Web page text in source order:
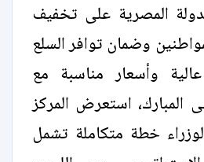
المصرية على تخفيف
وضمان توافر السلع
وأسعار مناسبة مع
المبارك، استعرض المركز
خطة متكاملة تشمل